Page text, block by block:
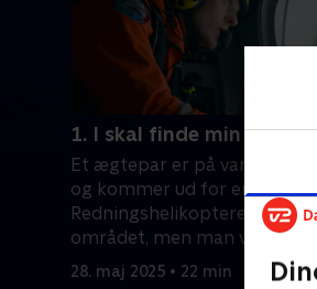
1. I skal finde min mand
Et ægtepar er på vandretur
og kommer ud for en ulykke.
Redningshelikopteren flyver
området, men man ved ikke,
skadede er.
28. maj 2025 • 22 min